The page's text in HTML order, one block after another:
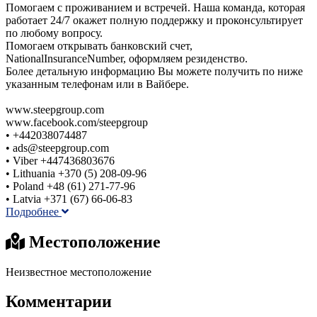
Помогаем с проживанием и встречей. Наша команда, которая
работает 24/7 окажет полную поддержку и проконсультирует
по любому вопросу.
Помогаем открывать банковский счет,
NationalInsuranceNumber, оформляем резиденство.
Более детальную информацию Вы можете получить по ниже
указанным телефонам или в Вайбере.
www.steepgroup.com
www.facebook.com/steepgroup
• +442038074487
• ads@steepgroup.com
• Viber +447436803676
• Lithuania +370 (5) 208-09-96
• Poland +48 (61) 271-77-96
• Latvia +371 (67) 66-06-83
Подробнее
Местоположение
Неизвестное местоположение
Комментарии